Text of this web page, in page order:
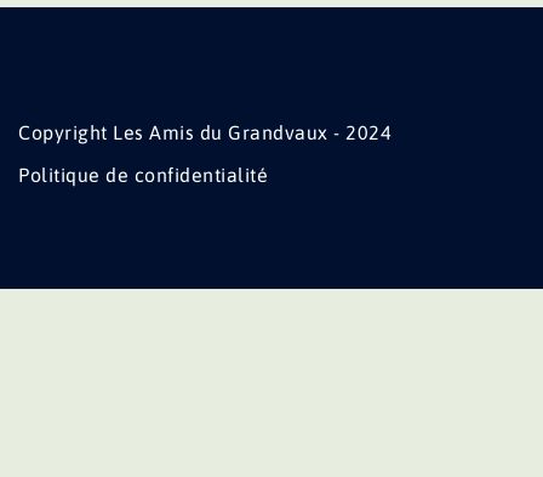
Copyright Les Amis du Grandvaux - 2024
Politique de confidentialité